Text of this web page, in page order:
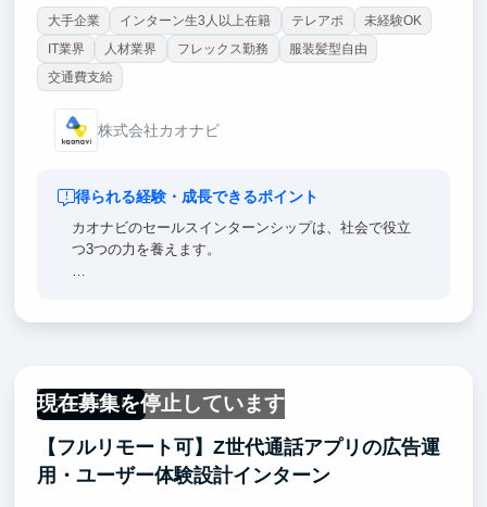
・SEOに関するスキル、知識
【主な就職先】
・ITコンサル、大手メーカー、メガバンク、金融業界
大手企業 インターン生3人以上在籍 テレアポ
未経験OK
IT業界
人材業界 フレックス勤務
服装髪型自由
交通費支給
株式会社カオナビ
得られる経験・成長できるポイント
カオナビのセールスインターンシップは、社会で役立
つ3つの力を養えます。
お客さんの悩みを深掘りし、論理的に解決策を導き出
す力が身につきます。
③社会人コミュニケーション力
顧客や仲間との円滑な対話を通じ、ビジネスで必要な
現在募集を停止しています
フルリモート
【フルリモート可】Z世代通話アプリの広告運
用・ユーザー体験設計インターン